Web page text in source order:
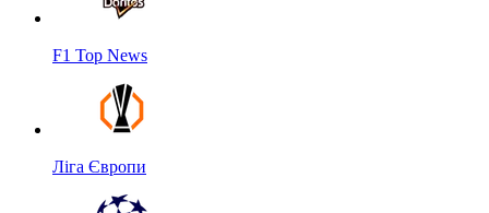
F1 Top News
Ліга Європи